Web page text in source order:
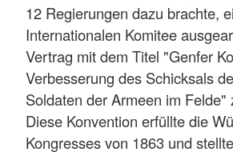
12 Regierungen dazu brachte,
Internationalen Komitee
Vertrag mit dem Titel "Genfer
Verbesserung des Schicksals
Soldaten der Armeen im Felde"
Diese Konvention erfüllte die
Kongresses von 1863 und